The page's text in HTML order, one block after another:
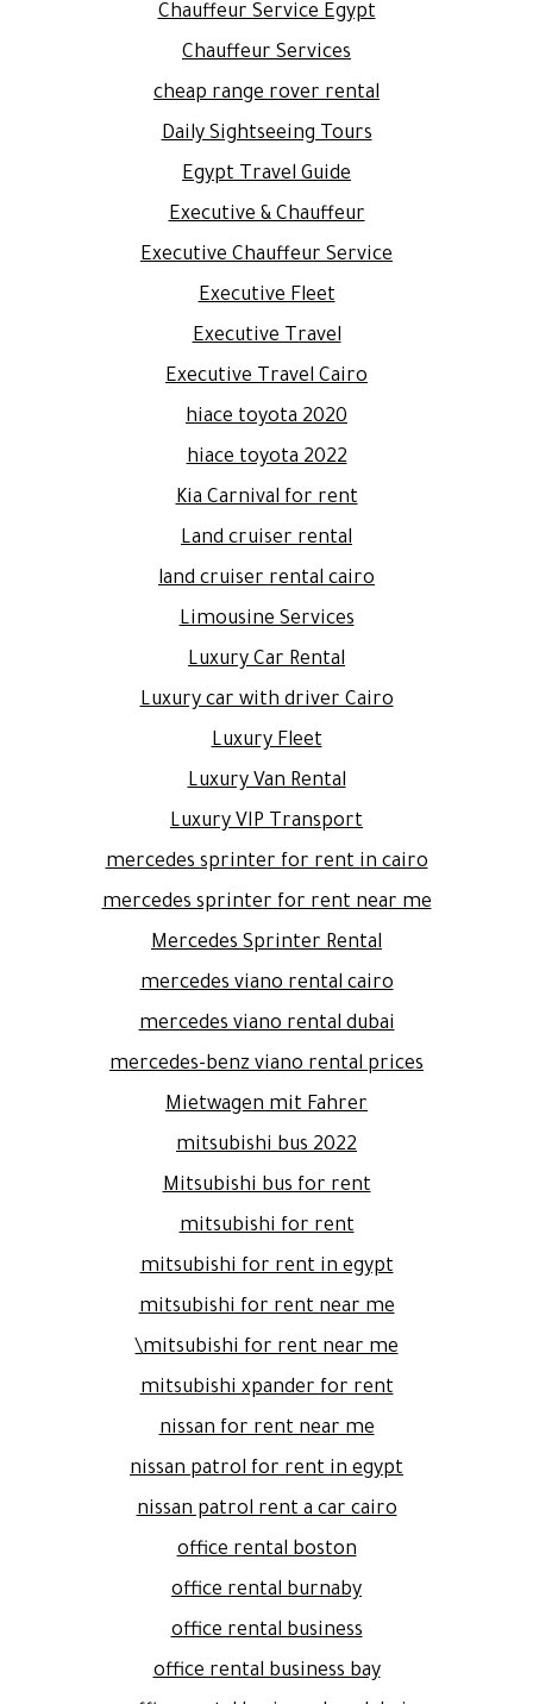
Chauffeur Service Egypt
Chauffeur Services
cheap range rover rental
Daily Sightseeing Tours
Egypt Travel Guide
Executive & Chauffeur
Executive Chauffeur Service
Executive Fleet
Executive Travel
Executive Travel Cairo
hiace toyota 2020
hiace toyota 2022
Kia Carnival for rent
Land cruiser rental
land cruiser rental cairo
Limousine Services
Luxury Car Rental
Luxury car with driver Cairo
Luxury Fleet
Luxury Van Rental
Luxury VIP Transport
mercedes sprinter for rent in cairo
mercedes sprinter for rent near me
Mercedes Sprinter Rental
mercedes viano rental cairo
mercedes viano rental dubai
mercedes-benz viano rental prices
Mietwagen mit Fahrer
mitsubishi bus 2022
Mitsubishi bus for rent
mitsubishi for rent
mitsubishi for rent in egypt
mitsubishi for rent near me
mitsubishi for rent near me\
mitsubishi xpander for rent
nissan for rent near me
nissan patrol for rent in egypt
nissan patrol rent a car cairo
office rental boston
office rental burnaby
office rental business
office rental business bay